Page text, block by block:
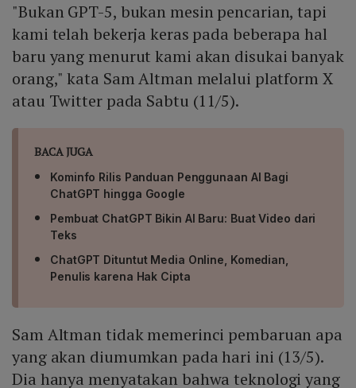
"Bukan GPT-5, bukan mesin pencarian, tapi
kami telah bekerja keras pada beberapa hal
baru yang menurut kami akan disukai banyak
orang," kata Sam Altman melalui platform X
atau Twitter pada Sabtu (11/5).
BACA JUGA
Kominfo Rilis Panduan Penggunaan AI Bagi
ChatGPT hingga Google
Pembuat ChatGPT Bikin AI Baru: Buat Video dari
Teks
ChatGPT Dituntut Media Online, Komedian,
Penulis karena Hak Cipta
Sam Altman tidak memerinci pembaruan apa
yang akan diumumkan pada hari ini (13/5).
Dia hanya menyatakan bahwa teknologi yang